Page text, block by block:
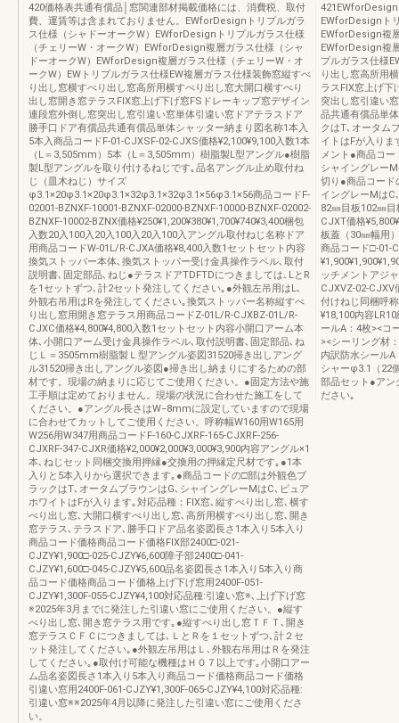
420価格表共通有償品│窓関連部材掲載価格には、消費税、取付
費、運賃等は含まれておりません。EWforDesignトリプルガラ
ス仕様（シャドーオークW）EWforDesignトリプルガラス仕様
（チェリーW・オークW）EWforDesign複層ガラス仕様（シャ
ドーオークW）EWforDesign複層ガラス仕様（チェリーW・オ
ークW）EWトリプルガラス仕様EW複層ガラス仕様装飾窓縦すべ
り出し窓横すべり出し窓高所用横すべり出し窓大開口横すべり
出し窓開き窓テラスFIX窓上げ下げ窓FSドレーキップ窓デザイン
連段窓外倒し窓突出し窓引違い窓単体引違い窓ドアテラスドア
勝手口ドア有償品共通有償品単体シャッター納まり図名称1本入
5本入商品コードF-01-CJXSF-02-CJXS価格¥2,100¥9,100入数1本
（L＝3,505mm）5本（L＝3,505mm）樹脂製L型アングル●樹脂
製L型アングルを取り付けるねじです｡品名アングル止め取付ね
じ（皿木ねじ）サイズ
φ3.1×20φ3.1×20φ3.1×32φ3.1×32φ3.1×56φ3.1×56商品コードF-
02001-BZNXF-10001-BZNXF-02000-BZNXF-10000-BZNXF-02002-
BZNXF-10002-BZNX価格¥250¥1,200¥380¥1,700¥740¥3,400梱包
入数20入100入20入100入20入100入アングル取付ねじ名称ドア
用商品コードW-01L/R-CJXA価格¥8,400入数1セットセット内容
換気ストッパー本体､換気ストッパー受け金具操作ラベル､取付
説明書､固定部品､ねじ●テラスドアTDFTDにつきましては､LとR
を1セットずつ､計2セット発注してください｡●外観左吊用はL､
外観右吊用はRを発注してください｡換気ストッパー名称縦すべ
り出し窓用開き窓テラス用商品コードZ-01L/R-CJXBZ-01L/R-
CJXC価格¥4,800¥4,800入数1セットセット内容小開口アーム本
体､小開口アーム受け金具操作ラベル､取付説明書､固定部品､ね
じＬ＝3505mm樹脂製Ｌ型アングル姿図31520掃き出しアング
ル31520掃き出しアングル姿図●掃き出し納まりにするための部
材です。現場の納まりに応じてご使用ください。●固定方法や施
工手順は定めておりません。現場の状況に合わせた施工をして
ください。●アングル長さはW−8mmに設定していますので現場
に合わせてカットしてご使用ください。呼称幅W160用W165用
W256用W347用商品コードF-160-CJXRF-165-CJXRF-256-
CJXRF-347-CJXR価格¥2,000¥2,000¥3,000¥3,900内容アングル×1
本､ねじセット同梱交換用押縁●交換用の押縁定尺材です｡●1本
入りと5本入りから選択できます｡●商品コードの□部は外観色ブ
ラックはT､オータムブラウンはG､シャイングレーMはC､ピュア
ホワイトはFが入ります｡対応品種：FIX窓､縦すべり出し窓､横す
べり出し窓､大開口横すべり出し窓､高所用横すべり出し窓､開き
窓テラス､テラスドア､勝手口ドア品名姿図長さ1本入り5本入り
商品コード価格商品コード価格FIX部2400□-021‐
CJZY¥1,900□-025‐CJZY¥6,600障子部2400□-041‐
CJZY¥1,600□-045‐CJZY¥5,600品名姿図長さ1本入り5本入り商
品コード価格商品コード価格上げ下げ窓用2400F-051‐
CJZY¥1,300F-055‐CJZY¥4,100対応品種:引違い窓※､上げ下げ窓
※2025年3月までに発注した引違い窓にご使用ください。●縦す
べり出し窓､開き窓テラス用です｡●縦すべり出し窓ＴＦＴ､開き
窓テラスＣＦＣにつきましては､ＬとＲを１セットずつ､計２セ
ット発注してください｡●外観左吊用はＬ､外観右吊用はＲを発注
してください｡●取付け可能な機種はＨ０７以上です｡小開口アー
ム品名姿図長さ1本入り5本入り商品コード価格商品コード価格
引違い窓用2400F-061-CJZY¥1,300F-065-CJZY¥4,100対応品種:
引違い窓※※2025年4月以降に発注した引違い窓にご使用くださ
い。
421EWforDesign
EWforDesignト
EWforDesign複
EWforDesign複
プルガラス仕様
り出し窓高所用
ラスFIX窓上げ下
突出し窓引違い
品共通有償品単
クはT､オータム
イトはFが入りま
メント●商品コ
シャイングレー
切り●商品コード
イングレーMはC
82㎜目板102㎜
CJXT価格
板蓋（30㎜幅用
商品コード□-01-
ッチメントアジ
CJXVZ-02-CJXV
付けねじ同梱呼
¥18,100内容
ールA：4枚><コ
><シーリング材
内訳防水シール
シャーφ3.1（22
部品セット●アン
ださい｡